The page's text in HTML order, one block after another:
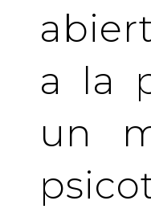
a la
un